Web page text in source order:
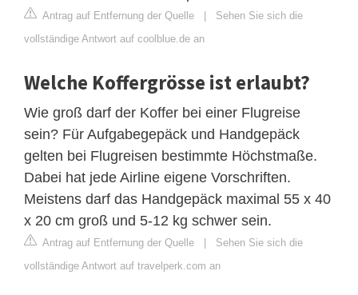
Antrag auf Entfernung der Quelle | Sehen Sie sich die
vollständige Antwort auf coolblue.de an
Welche Koffergrösse ist erlaubt?
Wie groß darf der Koffer bei einer Flugreise
sein? Für Aufgabegepäck und Handgepäck
gelten bei Flugreisen bestimmte Höchstmaße.
Dabei hat jede Airline eigene Vorschriften.
Meistens darf das Handgepäck maximal 55 x 40
x 20 cm groß und 5-12 kg schwer sein.
Antrag auf Entfernung der Quelle | Sehen Sie sich die
vollständige Antwort auf travelperk.com an